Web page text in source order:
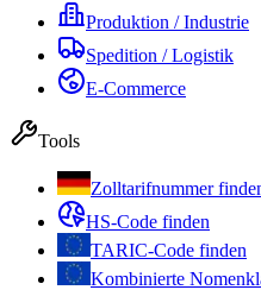
Produktion / Industrie
Spedition / Logistik
E-Commerce
Tools
Zolltarifnummer
HS-Code finden
TARIC-Code finden
Kombinierte